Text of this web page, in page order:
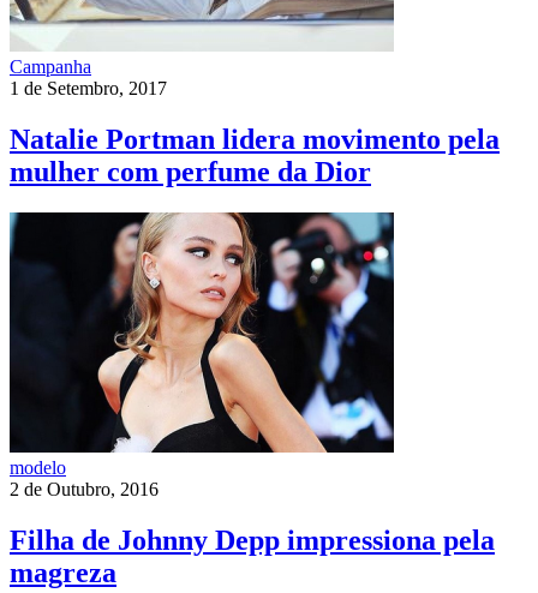
Campanha
1 de Setembro, 2017
Natalie Portman lidera movimento pela
mulher com perfume da Dior
modelo
2 de Outubro, 2016
Filha de Johnny Depp impressiona pela
magreza